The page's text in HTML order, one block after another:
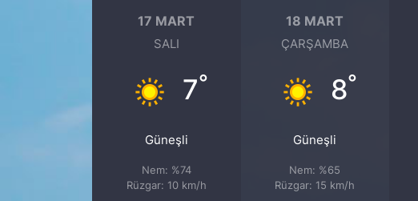
17 MART
SALI
7°
Güneşli
Nem: %74
Rüzgar: 10 km/h
18 MART
ÇARŞAMBA
8°
Güneşli
Nem: %65
Rüzgar: 15 km/h